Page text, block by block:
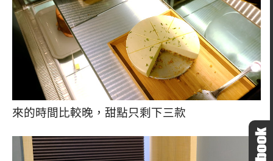
來的時間比較晚，甜點只剩下三款